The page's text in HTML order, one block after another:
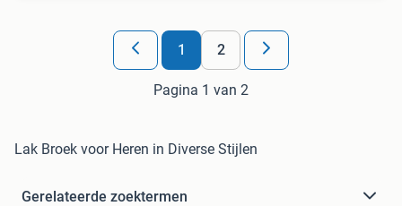
1 2
Pagina 1 van 2
Lak Broek voor Heren in Diverse Stijlen
Gerelateerde zoektermen